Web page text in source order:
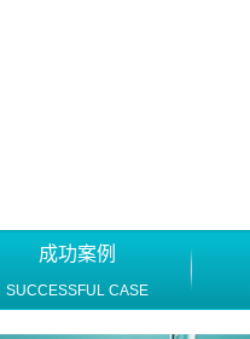
成功案例
SUCCESSFUL CASE